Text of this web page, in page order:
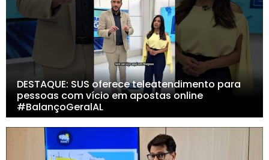
DESTAQUE: SUS oferece teleatendimento para
pessoas com vício em apostas online
#BalançoGeralAL